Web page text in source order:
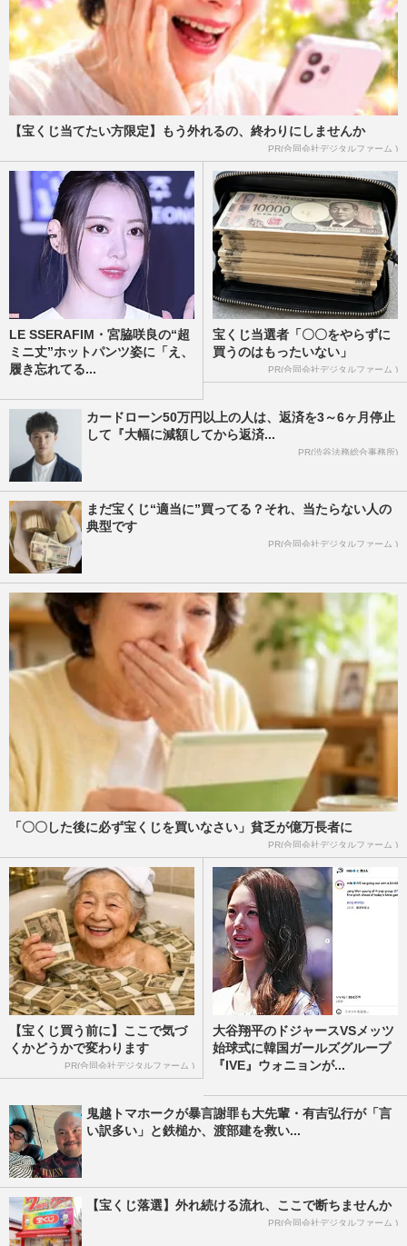
“編み物”ブームが止まらない！ 宮脇咲良
が火付け役、ストレス軽減で認知症予防に
もなる「天然の抗うつ薬…
週刊女性2025年6月24日号 2025/6/29
フワちゃん やす子への“暴言”炎上収まら
ず「消しゴムマジック」皮肉の一方、宮脇
咲良の“黒歴史”にも飛…
週刊女性PRIME 2024/8/8
【宝くじ当てたい方限定】もう外れるの、終わりにしませんか
PR(合同会社デジタルファーム )
LE SSERAFIM・宮脇咲良の“超
ミニ丈”ホットパンツ姿に「え、
履き忘れてる...
宝くじ当選者「〇〇をやらずに
買うのはもったいない」
PR(合同会社デジタルファーム )
カードローン50万円以上の人は、返済を3～6ヶ月停止
して『大幅に減額してから返済...
PR(渋谷法務総合事務所)
まだ宝くじ“適当に”買ってる？それ、当たらない人の
典型です
PR(合同会社デジタルファーム )
「〇〇した後に必ず宝くじを買いなさい」貧乏が億万長者に
PR(合同会社デジタルファーム )
【宝くじ買う前に】ここで気づ
くかどうかで変わります
PR(合同会社デジタルファーム )
大谷翔平のドジャースVSメッツ
始球式に韓国ガールズグループ
『IVE』ウォニョンが...
鬼越トマホークが暴言謝罪も大先輩・有吉弘行が「言
い訳多い」と鉄槌か、渡部建を救い...
【宝くじ落選】外れ続ける流れ、ここで断ちませんか
PR(合同会社デジタルファーム )